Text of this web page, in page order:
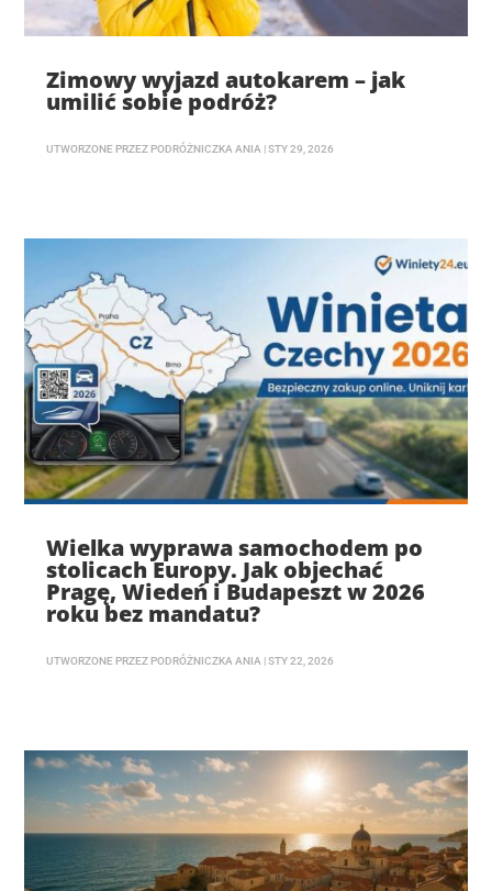
Zimowy wyjazd autokarem – jak
umilić sobie podróż?
UTWORZONE PRZEZ PODRÓŻNICZKA ANIA |STY 29, 2026
Wielka wyprawa samochodem po
stolicach Europy. Jak objechać
Pragę, Wiedeń i Budapeszt w 2026
roku bez mandatu?
UTWORZONE PRZEZ PODRÓŻNICZKA ANIA |STY 22, 2026